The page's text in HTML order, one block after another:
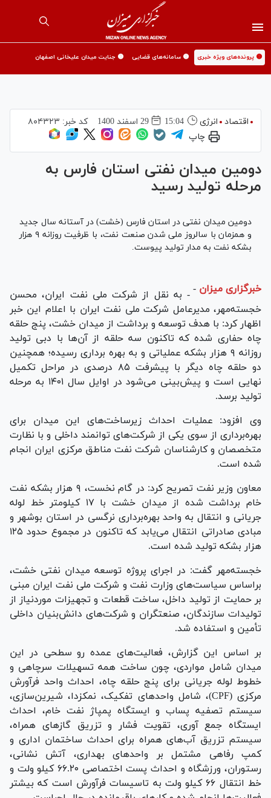
🟡 پرونده‌های ویژه خبری 🟡 سامانه‌های قضایی 🟡 جنایت میدان علیخانی اصفهان
اقتصاد انرژی 15:04 29 اسفند 1400 کد خبر: ۸۰۴۳۲۳
چاپ
دومین میدان نفتی استان فارس به
مرحله تولید رسید
دومین میدان نفتی در استان فارس (خشت) در آستانه سال جدید
و همزمان با سالروز ملی شدن صنعت نفت، با ظرفیت روزانه ۹ هزار
بشکه نفت به مدار تولید پیوست.
خبرگزاری میزان - - به نقل از شرکت ملی نفت ایران، محسن
خجسته‌مهر، مدیرعامل شرکت ملی نفت ایران با اعلام این خبر
اظهار کرد: با هدف توسعه و برداشت از میدان خشت، پنج حلقه
چاه حفاری شده که تاکنون سه حلقه از آن‌ها با دبی تولید
روزانه ۹ هزار بشکه عملیاتی و به بهره برداری رسیده؛ همچنین
دو حلقه چاه دیگر با پیشرفت ۸۵ درصدی در مراحل تکمیل
نهایی است و پیش‌بینی می‌شود در اوایل سال ۱۴۰۱ به مرحله
تولید برسد.
وی افزود: عملیات احداث زیرساخت‌های این میدان برای
بهره‌برداری از سوی یکی از شرکت‌های توانمند داخلی و با نظارت
متخصصان و کارشناسان شرکت نفت مناطق مرکزی ایران انجام
شده است.
معاون وزیر نفت تصریح کرد: در گام نخست، ۹ هزار بشکه نفت
خام برداشت شده از میدان خشت با ۱۷ کیلومتر خط لوله
جریانی و انتقال به واحد بهره‌برداری نرگسی در استان بوشهر و
مبادی صادراتی انتقال می‌یابد که تاکنون در مجموع حدود ۱۲۵
هزار بشکه تولید شده است.
خجسته‌مهر گفت: در اجرای پروژه توسعه میدان نفتی خشت،
براساس سیاست‌های وزارت نفت و شرکت ملی نفت ایران مبنی
بر حمایت از تولید داخل، ساخت قطعات و تجهیزات موردنیاز از
تولیدات سازندگان، صنعتگران و شرکت‌های دانش‌بنیان داخلی
تأمین و استفاده شد.
بر اساس این گزارش، فعالیت‌های عمده رو سطحی در این
میدان شامل مواردی، چون ساخت همه تسهیلات سرچاهی و
خطوط لوله جریانی برای پنج حلقه چاه، احداث واحد فرآورش
مرکزی (CPF)، شامل واحد‌های تفکیک، نمکزدا، شیرین‌سازی،
سیستم تصفیه پساب و ایستگاه پمپاژ نفت خام، احداث
ایستگاه جمع آوری، تقویت فشار و تزریق گاز‌های همراه،
سیستم تزریق آب‌های همراه برای احداث ساختمان اداری و
کمپ رفاهی مشتمل بر واحد‌های بهداری، آتش نشانی،
رستوران، ورزشگاه و احداث پست اختصاصی ۶۶.۲۰ کیلو ولت و
خط انتقال ۶۶ کیلو ولت به تاسیسات فرآورش است که بیشتر